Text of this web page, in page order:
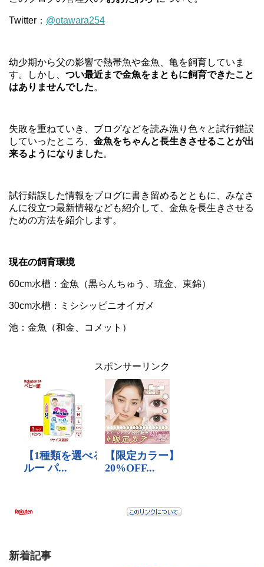
Twitter： @otawara254
幼少期から父の影響で熱帯魚や金魚、亀を飼育していま
す。しかし、 つい最近まで金魚をまともに飼育できたこと
はありませんでした。
失敗を重ねていき、ブログなどを読み漁り色々と試行錯誤
していったところ、 金魚をちゃんと長生きさせることが出
来るようになりました。
試行錯誤した情報をブログに書き留めるとともに、みなさ
んに役立つ最新情報なども紹介して、金魚を長生きさせる
ための方法を紹介します。
現在の飼育環境
60cm水槽：金魚（黒らんちゅう、琉金、東錦）
30cm水槽：ミシシッピニオイガメ
池：金魚（和金、コメット）
スポンサーリンク
新着記事